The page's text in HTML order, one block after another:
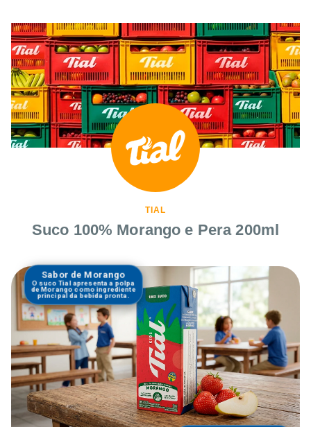
TIAL
Suco 100% Morango e Pera 200ml
Sabor de Morango
O suco Tial apresenta a polpa
de Morango como ingrediente
principal da bebida pronta.